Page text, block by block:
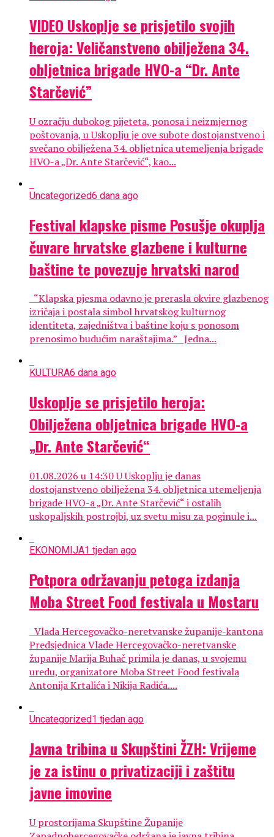
VIDEO Uskoplje se prisjetilo svojih
heroja: Veličanstveno obilježena 34.
obljetnica brigade HVO-a “Dr. Ante
Starčević”
U ozračju dubokog pijeteta, ponosa i neizmjernog
poštovanja, u Uskoplju je ove subote dostojanstveno i
svečano obilježena 34. obljetnica utemeljenja brigade
HVO-a „Dr. Ante Starčević“, kao...
Uncategorized6 dana ago
Festival klapske pisme Posušje okuplja
čuvare hrvatske glazbene i kulturne
baštine te povezuje hrvatski narod
“Klapska pjesma odavno je prerasla okvire glazbenog
izričaja i postala simbol hrvatskog kulturnog
identiteta, zajedništva i baštine koju s ponosom
prenosimo budućim naraštajima.” Jedna...
KULTURA6 dana ago
Uskoplje se prisjetilo heroja:
Obilježena obljetnica brigade HVO-a
„Dr. Ante Starčević“
01.08.2026 u 14:30 U Uskoplju je danas
dostojanstveno obilježena 34. obljetnica utemeljenja
brigade HVO-a „Dr. Ante Starčević“ i ostalih
uskopaljskih postrojbi, uz svetu misu za poginule i...
EKONOMIJA1 tjedan ago
Potpora održavanju petoga izdanja
Moba Street Food festivala u Mostaru
Vlada Hercegovačko-neretvanske županije-kantona
Predsjednica Vlade Hercegovačko-neretvanske
županije Marija Buhač primila je danas, u svojemu
uredu, organizatore Moba Street Food festivala
Antonija Krtalića i Nikija Radića....
Uncategorized1 tjedan ago
Javna tribina u Skupštini ŽZH: Vrijeme
je za istinu o privatizaciji i zaštitu
javne imovine
U prostorijama Skupštine Županije